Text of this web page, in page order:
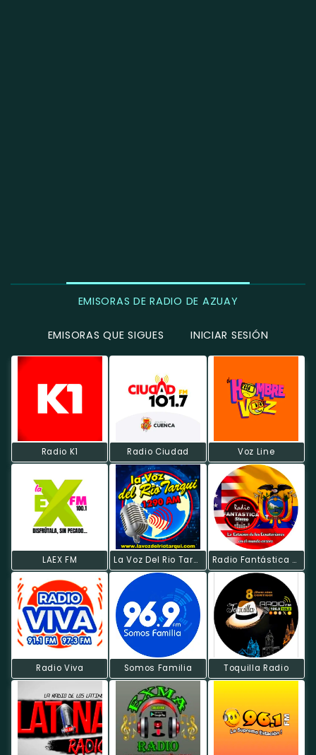
EMISORAS DE RADIO DE AZUAY
EMISORAS QUE SIGUES INICIAR SESIÓN
Radio K1 Radio Ciudad Voz Line
LAEX FM La Voz Del Rio Tarqui Radio Fantástica Estéreo
Radio Viva Somos Familia Toquilla Radio